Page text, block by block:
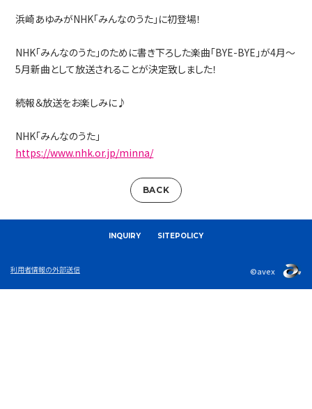
浜崎あゆみがNHK「みんなのうた」に初登場！
NHK「みんなのうた」のために書き下ろした楽曲「BYE-BYE」が4月～
5月新曲として放送されることが決定致しました！
続報＆放送をお楽しみに♪
NHK「みんなのうた」
https://www.nhk.or.jp/minna/
BACK
INQUIRY SITEPOLICY
利用者情報の外部送信 ©avex